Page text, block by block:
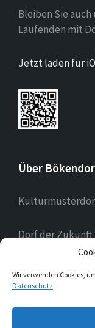
Wir verwenden Cookies,
Datenschutz
Bleiben Sie
Laufenden mit
Jetzt laden für
Über
Dorf der Zukunft